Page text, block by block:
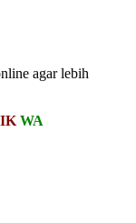
agar lebih
WA